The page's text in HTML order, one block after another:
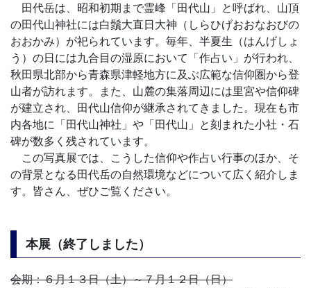
田代岳は、昭和初期まで霊峰「田代山」と呼ばれ、山頂
の田代山神社には白鬚大直日大神（しらひげおおなおびの
おおかみ）が祀られています。毎年、半夏生（はんげしょ
う）の日には九合目の湿原において「作占い」が行われ、
秋田県北部から青森県津軽地方に及ぶ広範な信仰圏から登
山者が訪れます。また、山麓の集落周辺には里宮や信仰碑
が建立され、田代山信仰が継承されてきました。現在も市
内各地に「田代山神社」や「田代山」と刻まれた小社・石
碑が数多く残されています。
この写真展では、こうした信仰や作占い行事のほか、そ
の背景となる田代岳の自然環境などについて広く紹介しま
す。皆さん、ぜひご覧ください。
本展（終了しました）
会期：６月１３日（土）～７月１２日（日）